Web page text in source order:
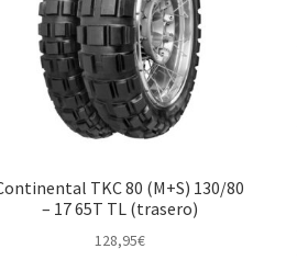
TKC 80 (M+S) 130/80
– 17 65T TL (trasero)
128,95€